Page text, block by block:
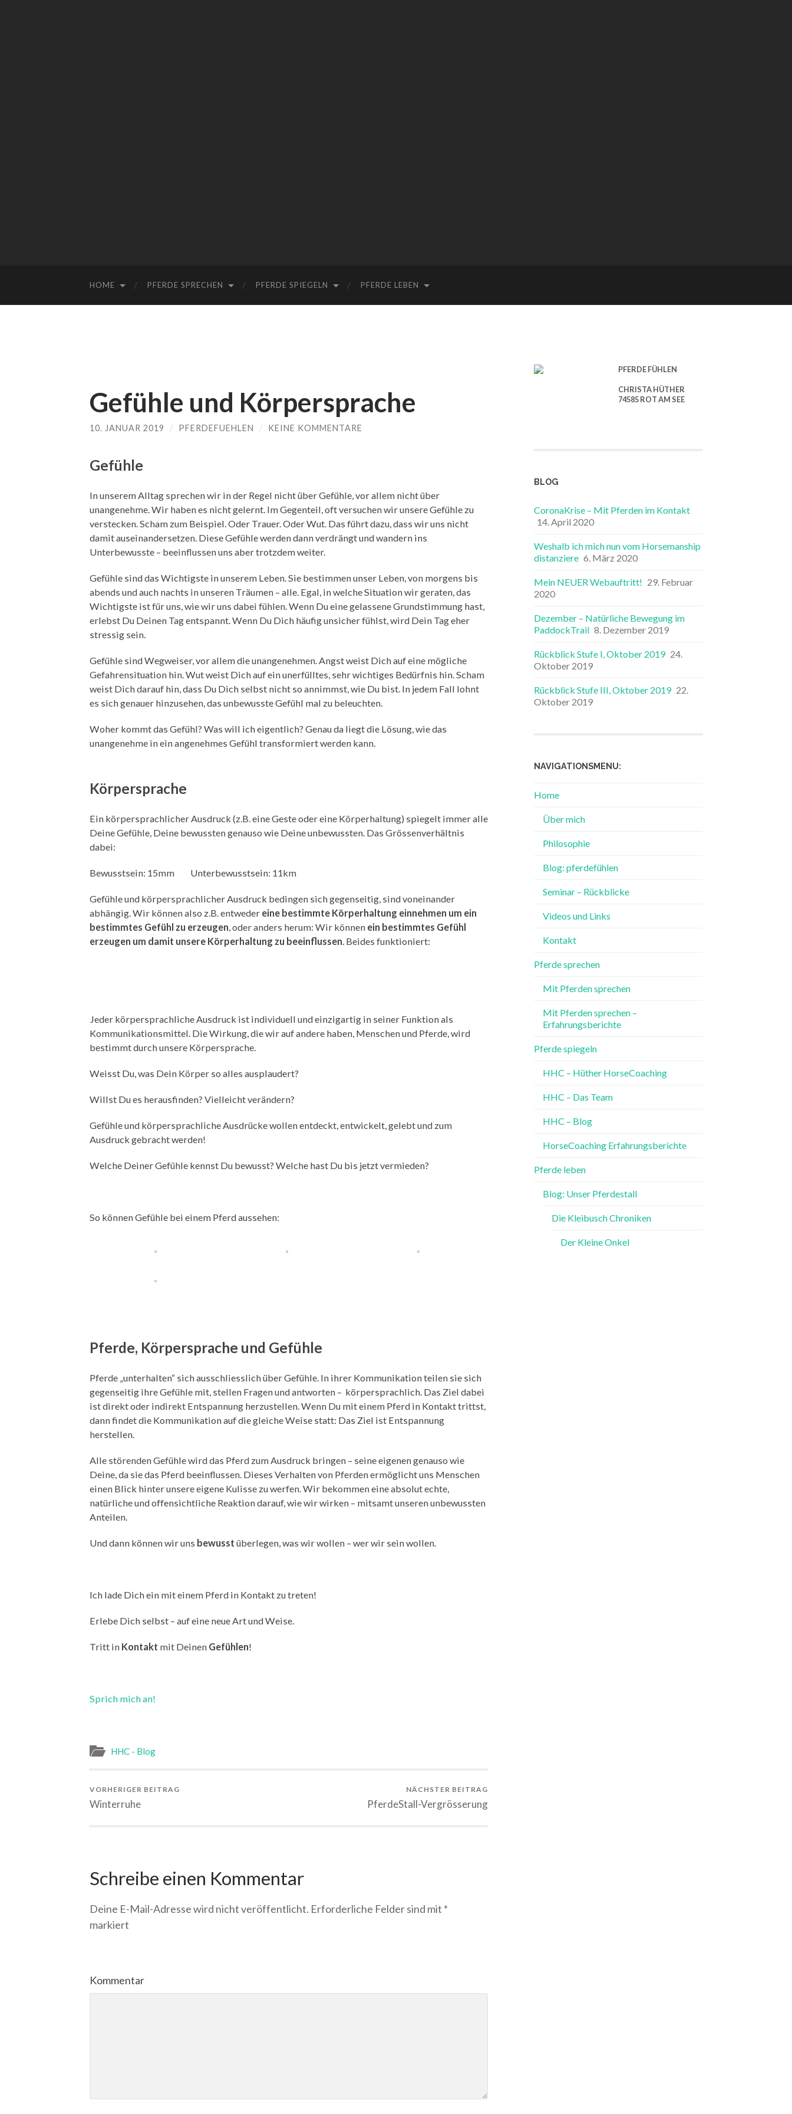
HOME PFERDE SPRECHEN PFERDE SPIEGELN PFERDE LEBEN
Gefühle und Körpersprache
10. JANUAR 2019 / PFERDEFUEHLEN / KEINE KOMMENTARE
Gefühle
In unserem Alltag sprechen wir in der Regel nicht über Gefühle, vor allem nicht über
unangenehme. Wir haben es nicht gelernt. Im Gegenteil, oft versuchen wir unsere Gefühle zu
verstecken. Scham zum Beispiel. Oder Trauer. Oder Wut. Das führt dazu, dass wir uns nicht
damit auseinandersetzen. Diese Gefühle werden dann verdrängt und wandern ins
Unterbewusste – beeinflussen uns aber trotzdem weiter.
Gefühle sind das Wichtigste in unserem Leben. Sie bestimmen unser Leben, von morgens bis
abends und auch nachts in unseren Träumen – alle. Egal, in welche Situation wir geraten, das
Wichtigste ist für uns, wie wir uns dabei fühlen. Wenn Du eine gelassene Grundstimmung hast,
erlebst Du Deinen Tag entspannt. Wenn Du Dich häufig unsicher fühlst, wird Dein Tag eher
stressig sein.
Gefühle sind Wegweiser, vor allem die unangenehmen. Angst weist Dich auf eine mögliche
Gefahrensituation hin. Wut weist Dich auf ein unerfülltes, sehr wichtiges Bedürfnis hin. Scham
weist Dich darauf hin, dass Du Dich selbst nicht so annimmst, wie Du bist. In jedem Fall lohnt
es sich genauer hinzusehen, das unbewusste Gefühl mal zu beleuchten.
Woher kommt das Gefühl? Was will ich eigentlich? Genau da liegt die Lösung, wie das
unangenehme in ein angenehmes Gefühl transformiert werden kann.
Körpersprache
Ein körpersprachlicher Ausdruck (z.B. eine Geste oder eine Körperhaltung) spiegelt immer alle
Deine Gefühle, Deine bewussten genauso wie Deine unbewussten. Das Grössenverhältnis
dabei:
Bewusstsein: 15mm Unterbewusstsein: 11km
Gefühle und körpersprachlicher Ausdruck bedingen sich gegenseitig, sind voneinander
abhängig. Wir können also z.B. entweder eine bestimmte Körperhaltung einnehmen um ein
bestimmtes Gefühl zu erzeugen, oder anders herum: Wir können ein bestimmtes Gefühl
erzeugen um damit unsere Körperhaltung zu beeinflussen. Beides funktioniert:
Jeder körpersprachliche Ausdruck ist individuell und einzigartig in seiner Funktion als
Kommunikationsmittel. Die Wirkung, die wir auf andere haben, Menschen und Pferde, wird
bestimmt durch unsere Körpersprache.
Weisst Du, was Dein Körper so alles ausplaudert?
Willst Du es herausfinden? Vielleicht verändern?
Gefühle und körpersprachliche Ausdrücke wollen entdeckt, entwickelt, gelebt und zum
Ausdruck gebracht werden!
Welche Deiner Gefühle kennst Du bewusst? Welche hast Du bis jetzt vermieden?
So können Gefühle bei einem Pferd aussehen:
Pferde, Körpersprache und Gefühle
Pferde „unterhalten“ sich ausschliesslich über Gefühle. In ihrer Kommunikation teilen sie sich
gegenseitig ihre Gefühle mit, stellen Fragen und antworten – körpersprachlich. Das Ziel dabei
ist direkt oder indirekt Entspannung herzustellen. Wenn Du mit einem Pferd in Kontakt trittst,
dann findet die Kommunikation auf die gleiche Weise statt: Das Ziel ist Entspannung
herstellen.
Alle störenden Gefühle wird das Pferd zum Ausdruck bringen – seine eigenen genauso wie
Deine, da sie das Pferd beeinflussen. Dieses Verhalten von Pferden ermöglicht uns Menschen
einen Blick hinter unsere eigene Kulisse zu werfen. Wir bekommen eine absolut echte,
natürliche und offensichtliche Reaktion darauf, wie wir wirken – mitsamt unseren unbewussten
Anteilen.
Und dann können wir uns bewusst überlegen, was wir wollen – wer wir sein wollen.
Ich lade Dich ein mit einem Pferd in Kontakt zu treten!
Erlebe Dich selbst – auf eine neue Art und Weise.
Tritt in Kontakt mit Deinen Gefühlen!
Sprich mich an!
HHC - Blog
VORHERIGER BEITRAG
Winterruhe
NÄCHSTER BEITRAG
PferdeStall-Vergrösserung
Schreibe einen Kommentar
Deine E-Mail-Adresse wird nicht veröffentlicht. Erforderliche Felder sind mit *
markiert
Kommentar
PFERDE FÜHLEN
CHRISTA HÜTHER
74585 ROT AM SEE
BLOG
CoronaKrise – Mit Pferden im Kontakt
14. April 2020
Weshalb ich mich nun vom Horsemanship
distanziere 6. März 2020
Mein NEUER Webauftritt! 29. Februar
2020
Dezember – Natürliche Bewegung im
PaddockTrail 8. Dezember 2019
Rückblick Stufe I, Oktober 2019 24.
Oktober 2019
Rückblick Stufe III, Oktober 2019 22.
Oktober 2019
NAVIGATIONSMENU:
Home
Über mich
Philosophie
Blog: pferdefühlen
Seminar – Rückblicke
Videos und Links
Kontakt
Pferde sprechen
Mit Pferden sprechen
Mit Pferden sprechen –
Erfahrungsberichte
Pferde spiegeln
HHC – Hüther HorseCoaching
HHC – Das Team
HHC – Blog
HorseCoaching Erfahrungsberichte
Pferde leben
Blog: Unser Pferdestall
Die Kleibusch Chroniken
Der Kleine Onkel